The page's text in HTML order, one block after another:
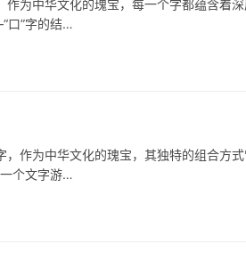
华文化的瑰宝，每一个字都蕴含着深
口”字的结…
中华文化的瑰宝，其独特的组合方式
个文字游…